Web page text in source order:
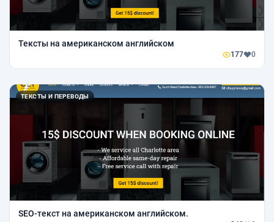
Тексты на американском английском
177 0
ТЕКСТЫ И ПЕРЕВОДЫ
SEO-текст на американском английском.